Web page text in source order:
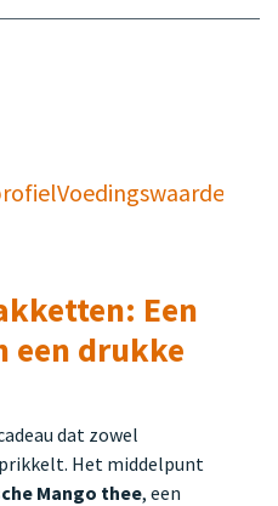
Voedingswaarden
Een
een drukke
dat zowel
Het middelpunt
Mango thee, een